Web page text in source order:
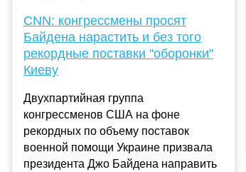
CNN: конгрессмены просят
Байдена нарастить и без того
рекордные поставки "оборонки"
Киеву
Двухпартийная группа
конгрессменов США на фоне
рекордных по объему поставок
военной помощи Украине призвала
президента Джо Байдена направить